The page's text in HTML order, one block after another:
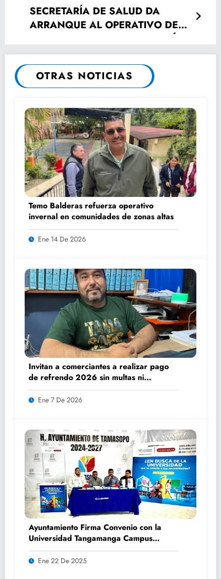
SECRETARÍA DE SALUD DA
ARRANQUE AL OPERATIVO DE
SEMANA SANTA EN AQUISMÓN.
OTRAS NOTICIAS
Temo Balderas refuerza operativo
invernal en comunidades de zonas altas
Ene 14 De 2026
Invitan a comerciantes a realizar pago
de refrendo 2026 sin multas ni
recargos
Ene 7 De 2026
Ayuntamiento Firma Convenio con la
Universidad Tangamanga Campus
Huasteca
Ene 22 De 2025